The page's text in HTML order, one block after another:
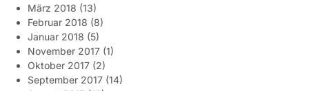
März 2018 (13)
Februar 2018 (8)
Januar 2018 (5)
November 2017 (1)
Oktober 2017 (2)
September 2017 (14)